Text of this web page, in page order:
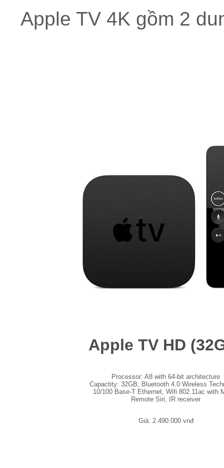
Apple TV 4K gồm 2
Apple TV HD
Processor: A8 with 64-bit architecture
Capactity: 32GB; Bluetooth 4.0 Wireless
10/100 Base-T Ethernet, Wifi 802.11ac with
Remote Siri, IR receiver
Giá: 2.490.000 vnđ